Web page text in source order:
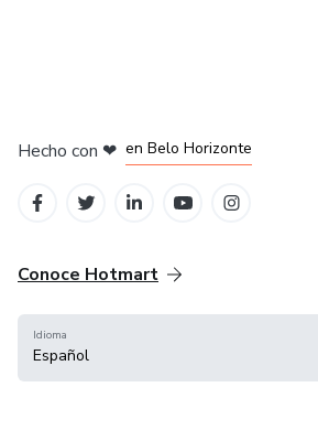
Hecho con ❤ en Belo Horizonte
Conoce Hotmart
Idioma
Español